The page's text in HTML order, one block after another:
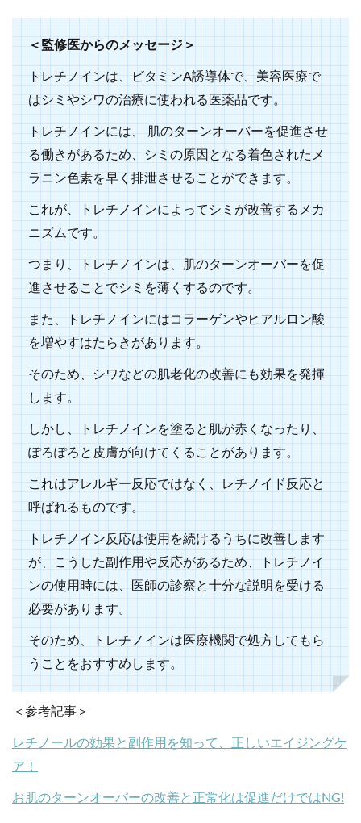
＜監修医からのメッセージ＞
トレチノインは、ビタミンA誘導体で、美容医療で
はシミやシワの治療に使われる医薬品です。
トレチノインには、 肌のターンオーバーを促進させ
る働きがあるため、シミの原因となる着色されたメ
ラニン色素を早く排泄させることができます。
これが、トレチノインによってシミが改善するメカ
ニズムです。
つまり、トレチノインは、肌のターンオーバーを促
進させることでシミを薄くするのです。
また、トレチノインにはコラーゲンやヒアルロン酸
を増やすはたらきがあります。
そのため、シワなどの肌老化の改善にも効果を発揮
します。
しかし、トレチノインを塗ると肌が赤くなったり、
ぽろぽろと皮膚が向けてくることがあります。
これはアレルギー反応ではなく、レチノイド反応と
呼ばれるものです。
トレチノイン反応は使用を続けるうちに改善します
が、こうした副作用や反応があるため、トレチノイ
ンの使用時には、医師の診察と十分な説明を受ける
必要があります。
そのため、トレチノインは医療機関で処方してもら
うことをおすすめします。
＜参考記事＞
レチノールの効果と副作用を知って、正しいエイジングケ
ア！
お肌のターンオーバーの改善と正常化は促進だけではNG!